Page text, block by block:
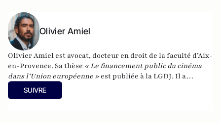
Olivier Amiel
Olivier Amiel est avocat, docteur en droit de la faculté d’Aix-
en-Provence. Sa thèse «Le financement public du cinéma
dans l’Union européenne » est publiée à la LGDJ. Il a
enseigné en France et à l’université internationale Senghor
d’Alexandrie. Il est l’auteur de l’essai «
SUIVRE